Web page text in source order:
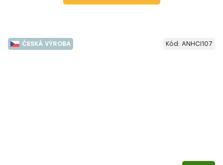
ČESKÁ VÝROBA Kód: ANHCI107